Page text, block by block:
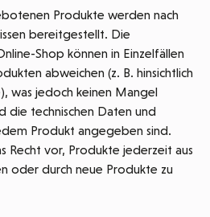
Produkte werden nach
bereitgestellt. Die
Shop können in Einzelfällen
abweichen (z. B. hinsichtlich
was jedoch keinen Mangel
die technischen Daten und
Produkt angegeben sind.
Recht vor, Produkte jederzeit aus
oder durch neue Produkte zu